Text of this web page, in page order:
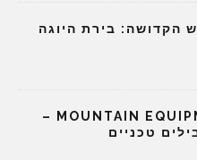
הקדושה: בירת היוגה
מבחן שטח: MOUNTAIN EQUIPMENT COMICI –
טכניים